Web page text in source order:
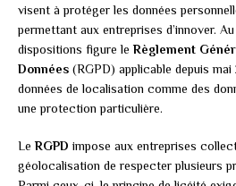
visent à protéger les données
permettant aux entreprises d’innover.
dispositions figure leRèglement
Données (RGPD) applicable depuis
données de localisation comme des
une protection particulière.
LeRGPD impose aux entreprises
géolocalisation de respecter plusieurs